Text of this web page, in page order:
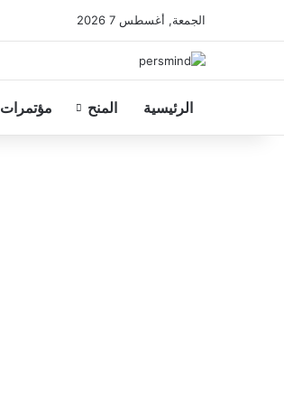
الجمعة, أغسطس 7 2026
الرئيسية المنح مؤتمرات